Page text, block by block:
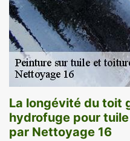
La longévité du toit
hydrofuge pour
par Nettoyage 16